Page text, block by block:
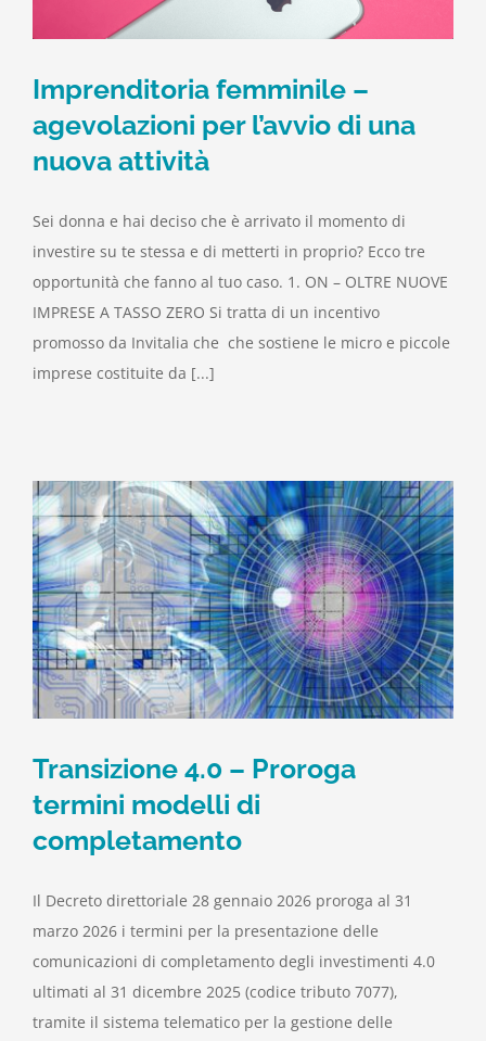
Imprenditoria femminile –
agevolazioni per l’avvio di una
nuova attività
Sei donna e hai deciso che è arrivato il momento di
investire su te stessa e di metterti in proprio? Ecco tre
opportunità che fanno al tuo caso. 1. ON – OLTRE NUOVE
IMPRESE A TASSO ZERO Si tratta di un incentivo
promosso da Invitalia che che sostiene le micro e piccole
imprese costituite da [...]
Transizione 4.0 – Proroga
termini modelli di
completamento
Il Decreto direttoriale 28 gennaio 2026 proroga al 31
marzo 2026 i termini per la presentazione delle
comunicazioni di completamento degli investimenti 4.0
ultimati al 31 dicembre 2025 (codice tributo 7077),
tramite il sistema telematico per la gestione delle